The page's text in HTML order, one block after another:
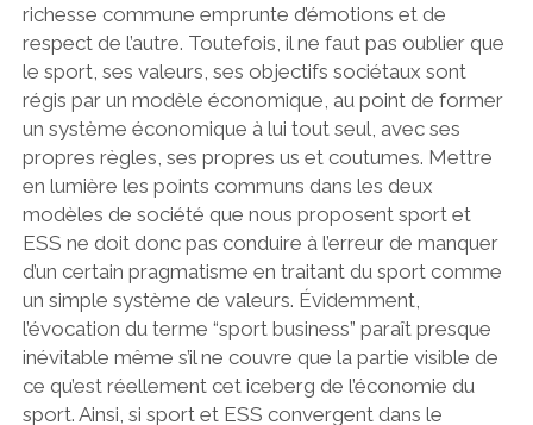
richesse commune emprunte d’émotions et de
respect de l’autre. Toutefois, il ne faut pas oublier que
le sport, ses valeurs, ses objectifs sociétaux sont
régis par un modèle économique, au point de former
un système économique à lui tout seul, avec ses
propres règles, ses propres us et coutumes. Mettre
en lumière les points communs dans les deux
modèles de société que nous proposent sport et
ESS ne doit donc pas conduire à l’erreur de manquer
d’un certain pragmatisme en traitant du sport comme
un simple système de valeurs. Évidemment,
l’évocation du terme “sport business” paraît presque
inévitable même s’il ne couvre que la partie visible de
ce qu’est réellement cet iceberg de l’économie du
sport. Ainsi, si sport et ESS convergent dans le